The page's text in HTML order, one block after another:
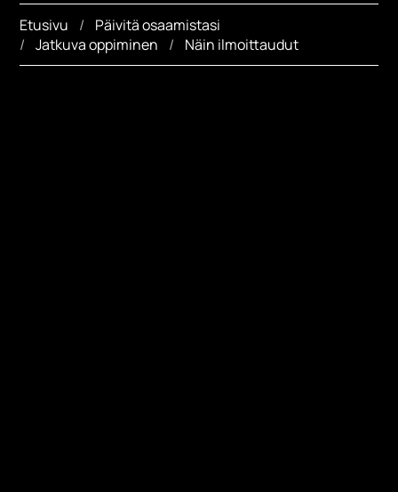
Etusivu
Päivitä osaamistasi
Jatkuva oppiminen
Näin ilmoittaudut